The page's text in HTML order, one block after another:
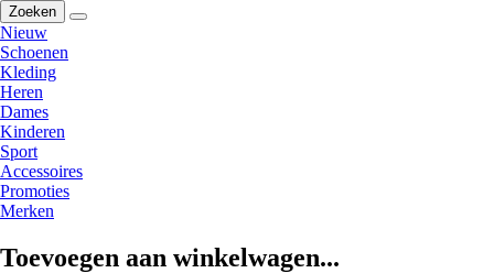
Zoeken
Nieuw
Schoenen
Kleding
Heren
Dames
Kinderen
Sport
Accessoires
Promoties
Merken
Toevoegen aan winkelwagen...